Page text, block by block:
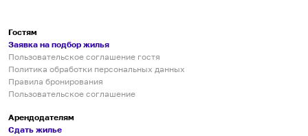
Гостям
Заявка на подбор жилья
Пользовательское соглашение гостя
Политика обработки персональных данных
Правила бронирования
Пользовательское соглашение
Арендодателям
Сдать жилье